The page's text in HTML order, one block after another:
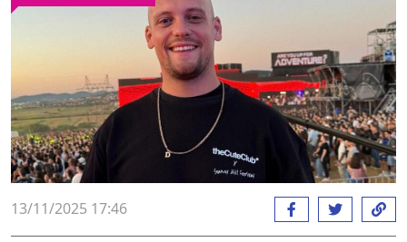
13/11/2025 17:46